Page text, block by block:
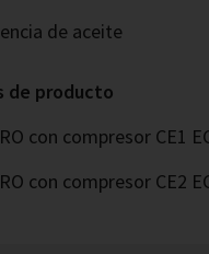
de aceite
de producto
con compresor CE1
con compresor CE2